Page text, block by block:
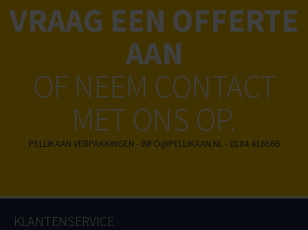
VRAAG EEN OFFERTE
AAN
OF NEEM CONTACT
MET ONS OP.
PELLIKAAN VERPAKKINGEN - INFO@PELLIKAAN.NL - 0184 416566
KLANTENSERVICE